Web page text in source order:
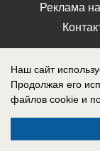
Реклама
Запись о
технологий и
Наш сайт
Продолжая его
файлов cookie и